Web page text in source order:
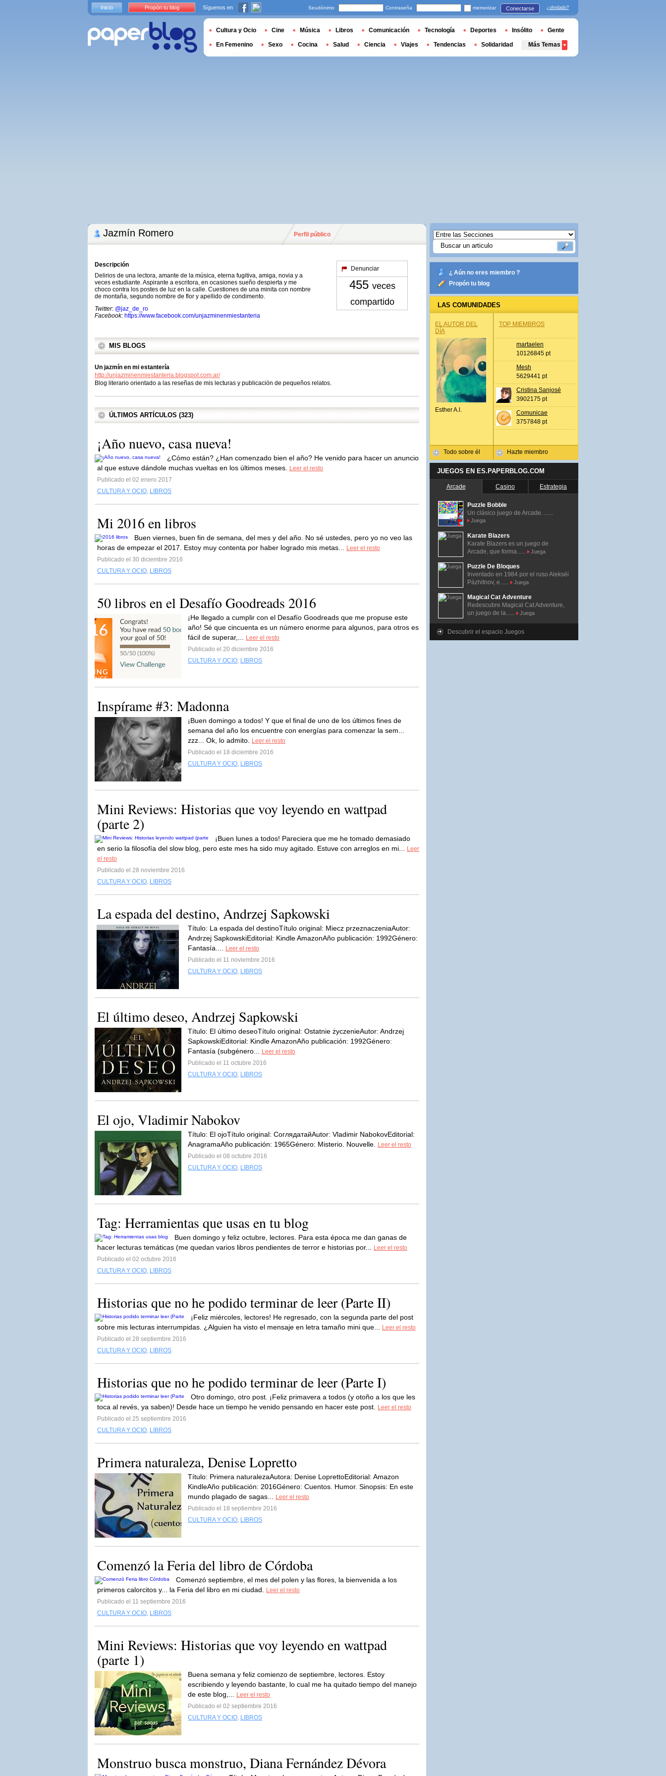
Jazmín Romero Perfil público
Descripción
Delirios de una lectora, amante de la música, eterna fugitiva, amiga, novia y a
veces estudiante. Aspirante a escritora, en ocasiones sueño despierta y me
choco contra los postes de luz en la calle. Cuestiones de una minita con nombre
de montaña, segundo nombre de flor y apellido de condimento.
Twitter: @jaz_de_ro
Facebook: https://www.facebook.com/unjazminenmiestanteria
Denunciar
455 veces
compartido
MIS BLOGS
Un jazmín en mi estantería
http://unjazminenmiestanteria.blogspot.com.ar/
Blog literario orientado a las reseñas de mis lecturas y publicación de pequeños relatos.
ÚLTIMOS ARTÍCULOS (323)
¡Año nuevo, casa nueva!
¿Cómo están? ¿Han comenzado bien el año? He venido para hacer un anuncio
al que estuve dándole muchas vueltas en los últimos meses.
Leer el resto
Publicado el 02 enero 2017
CULTURA Y OCIO, LIBROS
Mi 2016 en libros
Buen viernes, buen fin de semana, del mes y del año. No sé ustedes, pero yo no veo las
horas de empezar el 2017. Estoy muy contenta por haber logrado mis metas...
Leer el resto
Publicado el 30 diciembre 2016
CULTURA Y OCIO, LIBROS
50 libros en el Desafío Goodreads 2016
¡He llegado a cumplir con el Desafío Goodreads que me propuse este
año! Sé que cincuenta es un número enorme para algunos, para otros es
fácil de superar,...
Leer el resto
Publicado el 20 diciembre 2016
CULTURA Y OCIO, LIBROS
Inspírame #3: Madonna
¡Buen domingo a todos! Y que el final de uno de los últimos fines de
semana del año los encuentre con energías para comenzar la sem...
zzz... Ok, lo admito.
Leer el resto
Publicado el 18 diciembre 2016
CULTURA Y OCIO, LIBROS
Mini Reviews: Historias que voy leyendo en wattpad
(parte 2)
¡Buen lunes a todos! Pareciera que me he tomado demasiado
en serio la filosofía del slow blog, pero este mes ha sido muy agitado. Estuve con arreglos en mi...
Leer
el resto
Publicado el 28 noviembre 2016
CULTURA Y OCIO, LIBROS
La espada del destino, Andrzej Sapkowski
Título: La espada del destinoTítulo original: Miecz przeznaczeniaAutor:
Andrzej SapkowskiEditorial: Kindle AmazonAño publicación: 1992Género:
Fantasía....
Leer el resto
Publicado el 11 noviembre 2016
CULTURA Y OCIO, LIBROS
El último deseo, Andrzej Sapkowski
Título: El último deseoTítulo original: Ostatnie życzenieAutor: Andrzej
SapkowskiEditorial: Kindle AmazonAño publicación: 1992Género:
Fantasía (subgénero...
Leer el resto
Publicado el 11 octubre 2016
CULTURA Y OCIO, LIBROS
El ojo, Vladimir Nabokov
Título: El ojoTítulo original: СоглядатайAutor: Vladimir NabokovEditorial:
AnagramaAño publicación: 1965Género: Misterio. Nouvelle.
Leer el resto
Publicado el 08 octubre 2016
CULTURA Y OCIO, LIBROS
Tag: Herramientas que usas en tu blog
Buen domingo y feliz octubre, lectores. Para esta época me dan ganas de
hacer lecturas temáticas (me quedan varios libros pendientes de terror e historias por...
Leer el resto
Publicado el 02 octubre 2016
CULTURA Y OCIO, LIBROS
Historias que no he podido terminar de leer (Parte II)
¡Feliz miércoles, lectores! He regresado, con la segunda parte del post
sobre mis lecturas interrumpidas. ¿Alguien ha visto el mensaje en letra tamaño mini que...
Leer el resto
Publicado el 28 septiembre 2016
CULTURA Y OCIO, LIBROS
Historias que no he podido terminar de leer (Parte I)
Otro domingo, otro post. ¡Feliz primavera a todos (y otoño a los que les
toca al revés, ya saben)! Desde hace un tiempo he venido pensando en hacer este post.
Leer el resto
Publicado el 25 septiembre 2016
CULTURA Y OCIO, LIBROS
Primera naturaleza, Denise Lopretto
Título: Primera naturalezaAutora: Denise LoprettoEditorial: Amazon
KindleAño publicación: 2016Género: Cuentos. Humor. Sinopsis: En este
mundo plagado de sagas...
Leer el resto
Publicado el 18 septiembre 2016
CULTURA Y OCIO, LIBROS
Comenzó la Feria del libro de Córdoba
Comenzó septiembre, el mes del polen y las flores, la bienvenida a los
primeros calorcitos y... la Feria del libro en mi ciudad.
Leer el resto
Publicado el 11 septiembre 2016
CULTURA Y OCIO, LIBROS
Mini Reviews: Historias que voy leyendo en wattpad
(parte 1)
Buena semana y feliz comienzo de septiembre, lectores. Estoy
escribiendo y leyendo bastante, lo cual me ha quitado tiempo del manejo
de este blog,...
Leer el resto
Publicado el 02 septiembre 2016
CULTURA Y OCIO, LIBROS
Monstruo busca monstruo, Diana Fernández Dévora
¿ Aún no eres miembro ?
Propón tu blog
LAS COMUNIDADES
EL AUTOR DEL
DÍA
Esther A.l.
Todo sobre él
TOP MIEMBROS
martaelen
10126845 pt
Mesh
5629441 pt
Cristina Sanjosé
3902175 pt
Comunicae
3757848 pt
Hazte miembro
JUEGOS EN ES.PAPERBLOG.COM
Arcade Casino Estrategia
Puzzle Bobble
Un clásico juego de Arcade. ......
Juega
Karate Blazers
Karate Blazers es un juego de
Arcade, que forma......
Juega
Puzzle De Bloques
Inventado en 1984 por el ruso Alekséi
Pázhitnov, e......
Juega
Magical Cat Adventure
Redescubre Magical Cat Adventure,
un juego de la......
Juega
Descubrir el espacio Juegos
Inicio Propón tu blog Síguenos en Seudónimo Contraseña memorizar Conectarse ¿olvidado?
Cultura y Ocio Cine Música Libros Comunicación Tecnología Deportes Insólito Gente
En Femenino Sexo Cocina Salud Ciencia Viajes Tendencias Solidaridad Más Temas